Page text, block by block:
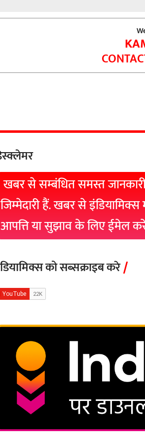
खबर से सम्बंधित समस्त
जिम्मेदारी हैं. खबर से
आपत्ति या सुझाव के लिए ईमेल
को सब्सक्राइब करे